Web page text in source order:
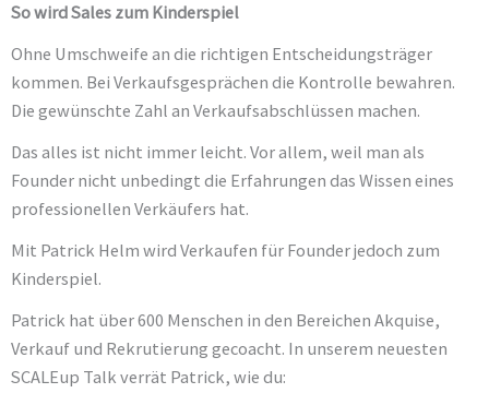
So wird Sales zum Kinderspiel
Ohne Umschweife an die richtigen Entscheidungsträger
kommen. Bei Verkaufsgesprächen die Kontrolle bewahren.
Die gewünschte Zahl an Verkaufsabschlüssen machen.
Das alles ist nicht immer leicht. Vor allem, weil man als
Founder nicht unbedingt die Erfahrungen das Wissen eines
professionellen Verkäufers hat.
Mit Patrick Helm wird Verkaufen für Founder jedoch zum
Kinderspiel.
Patrick hat über 600 Menschen in den Bereichen Akquise,
Verkauf und Rekrutierung gecoacht. In unserem neuesten
SCALEup Talk verrät Patrick, wie du: